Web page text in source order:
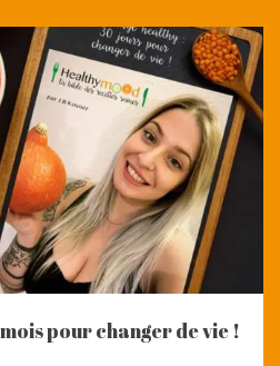
pour changer de vie !